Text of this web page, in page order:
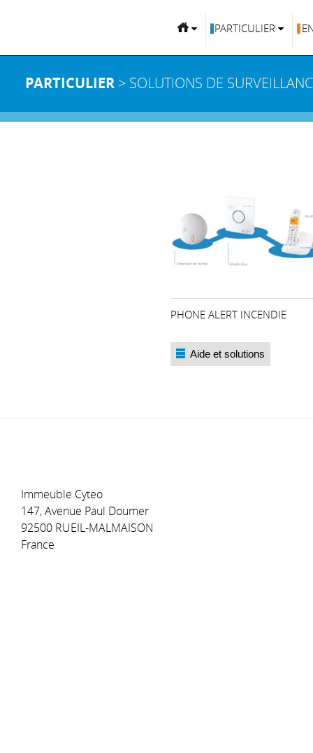
PARTICULIER
PARTICULIER > SOLUTIONS DE
PHONE ALERT INCENDIE
Immeuble Cyteo
147, Avenue Paul Doumer
92500 RUEIL-MALMAISON
France